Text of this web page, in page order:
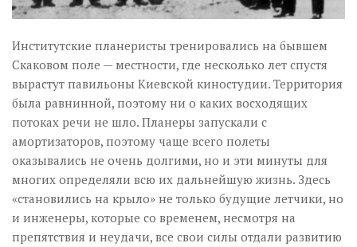
Институтские планеристы тренировались на бывшем
Скаковом поле — местности, где несколько лет спустя
вырастут павильоны Киевской киностудии. Территория
бы­ла равнинной, поэтому ни о каких восходящих
потоках речи не шло. Планеры запускали с
амортизаторов, поэтому чаще всего полеты
оказывались не очень долгими, но и эти минуты для
многих определяли всю их дальнейшую жизнь. Здесь
«становились на крыло» не только будущие летчики, но
и инженеры, которые со временем, несмотря на
препятствия и неудачи, все свои силы отдали развитию